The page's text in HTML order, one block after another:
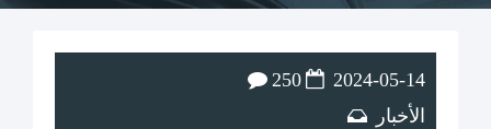
2024-05-14
الأخبار
250